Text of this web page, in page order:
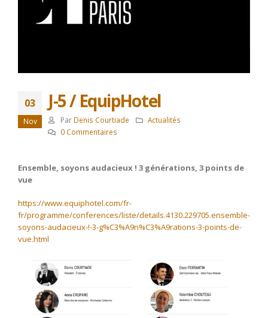
03
Nov
J-5 / EquipHotel
Par Denis Courtiade
Actualités
0 Commentaires
Ensemble, soyons audacieux ! 3 générations, 3 points de
vue
https://www.equiphotel.com/fr-
fr/programme/conferences/liste/details.4130.229705.ensemble-
soyons-audacieux-!-3-g%C3%A9n%C3%A9rations-3-points-de-
vue.html